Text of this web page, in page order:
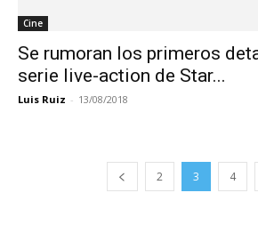
Cine
Se rumoran los primeros
serie live-action de Star...
Luis Ruiz - 13/08/2018
2 3 4